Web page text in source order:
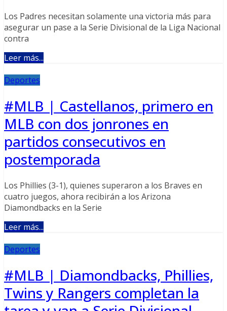
Los Padres necesitan solamente una victoria más para
asegurar un pase a la Serie Divisional de la Liga Nacional
contra
Leer más...
Deportes
#MLB | Castellanos, primero en
MLB con dos jonrones en
partidos consecutivos en
postemporada
Los Phillies (3-1), quienes superaron a los Braves en
cuatro juegos, ahora recibirán a los Arizona
Diamondbacks en la Serie
Leer más...
Deportes
#MLB | Diamondbacks, Phillies,
Twins y Rangers completan la